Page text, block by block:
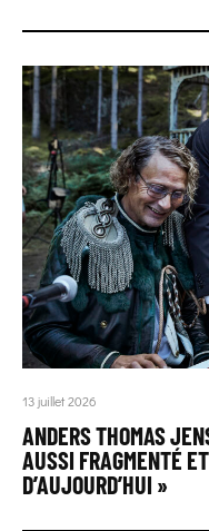
13 juillet 2026
ANDERS THOMAS
AUSSI FRAGMENTÉ
D’AUJOURD’HUI »